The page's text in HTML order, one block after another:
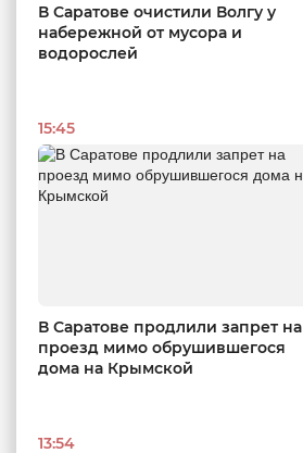
В Саратове очистили Волгу у
набережной от мусора и
водорослей
15:45
В Саратове продлили запрет на
проезд мимо обрушившегося
дома на Крымской
13:54